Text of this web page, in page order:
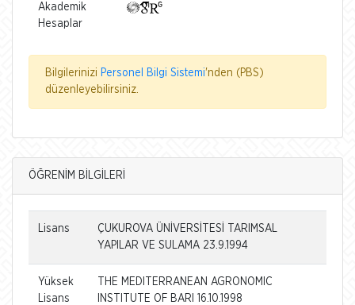
Akademik
Hesaplar
Bilgilerinizi Personel Bilgi Sistemi'nden (PBS)
düzenleyebilirsiniz.
ÖĞRENİM BİLGİLERİ
Lisans
ÇUKUROVA ÜNİVERSİTESİ TARIMSAL
YAPILAR VE SULAMA 23.9.1994
Yüksek
Lisans
THE MEDITERRANEAN AGRONOMIC
INSTITUTE OF BARI 16.10.1998